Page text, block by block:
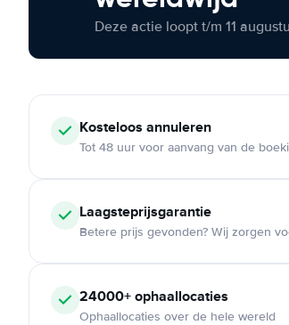
Deze actie loopt t/m 11
Kosteloos annuleren
Tot 48 uur voor aanvang van de
Laagsteprijsgarantie
Betere prijs gevonden? Wij zorgen
24000+ophaallocaties
Ophaallocaties over de hele wereld